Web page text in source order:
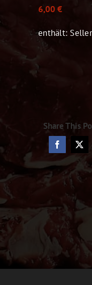
6,00 €
enthält:
Share This
Facebook
X